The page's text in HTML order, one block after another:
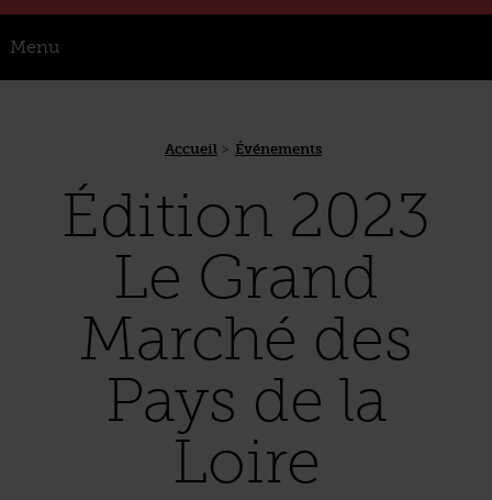
Menu
Accueil Événements
Édition 2023
Le Grand
Marché des
Pays de la
Loire